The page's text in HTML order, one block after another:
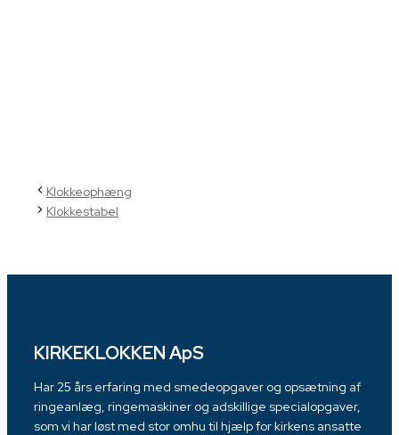
Klokkeophæng
Klokkestabel
KIRKEKLOKKEN ApS
Har 25 års erfaring med smedeopgaver og opsætning af
ringeanlæg, ringemaskiner og adskillige specialopgaver,
som vi har løst med stor omhu til hjælp for kirkens ansatte